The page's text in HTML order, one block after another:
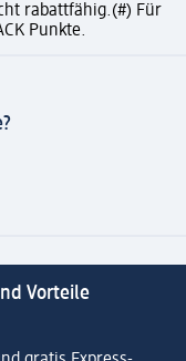
rabattfähig.(#) Für
Punkte.
Vorteile